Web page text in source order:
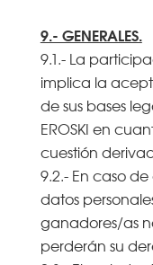
9.- GENERALES.
9.1.- La
implica la
de sus bases
EROSKI en
cuestión
9.2.- En caso
datos
ganadores/as
perderán su